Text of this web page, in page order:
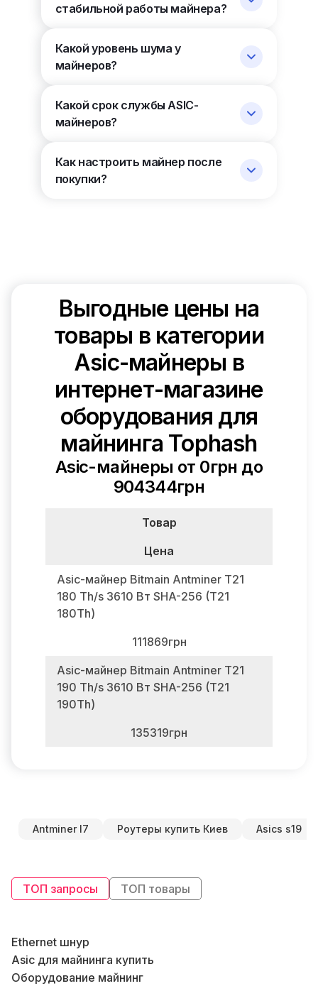
стабильной работы майнера?
Какой уровень шума у
майнеров?
Какой срок службы ASIC-
майнеров?
Как настроить майнер после
покупки?
Выгодные цены на
товары в категории
Asic-майнеры в
интернет-магазине
оборудования для
майнинга Tophash
Asic-майнеры от 0грн до
904344грн
Товар
Цена
Asic-майнер Bitmain Antminer T21
180 Th/s 3610 Вт SHA-256 (T21
180Th)
111869грн
Asic-майнер Bitmain Antminer T21
190 Th/s 3610 Вт SHA-256 (T21
190Th)
135319грн
Antminer l7 Роутеры купить Киев Asics s19
ТОП запросы ТОП товары
Ethernet шнур
Asic для майнинга купить
Оборудование майнинг